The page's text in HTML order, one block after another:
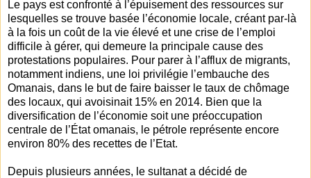
Le pays est confronté à l’épuisement des ressources sur
lesquelles se trouve basée l’économie locale, créant par-là
à la fois un coût de la vie élevé et une crise de l’emploi
difficile à gérer, qui demeure la principale cause des
protestations populaires. Pour parer à l’afflux de migrants,
notamment indiens, une loi privilégie l’embauche des
Omanais, dans le but de faire baisser le taux de chômage
des locaux, qui avoisinait 15% en 2014. Bien que la
diversification de l’économie soit une préoccupation
centrale de l’État omanais, le pétrole représente encore
environ 80% des recettes de l’Etat.
Depuis plusieurs années, le sultanat a décidé de